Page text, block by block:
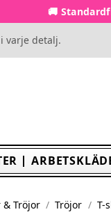
🚚
varje detalj.
& Tröjor Tröjor T-